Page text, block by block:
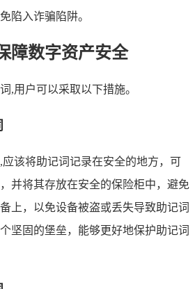
陷入诈骗陷阱。
障数字资产安全
,用户可以采取以下措施。
该将助记词记录在安全的地方，可
并将其存放在安全的保险柜中，避免
上，以免设备被盗或丢失导致助记词
坚固的堡垒，能够更好地保护助记词